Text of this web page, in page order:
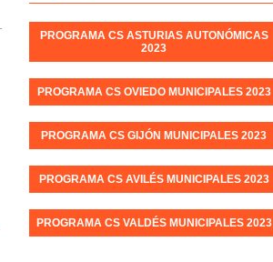
PROGRAMA CS ASTURIAS AUTONÓMICAS
2023
PROGRAMA CS OVIEDO MUNICIPALES 2023
PROGRAMA CS GIJÓN MUNICIPALES 2023
PROGRAMA CS AVILÉS MUNICIPALES 2023
PROGRAMA CS VALDÉS MUNICIPALES 2023